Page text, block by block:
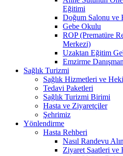
Eğitimi
Doğum Salonu ve
Gebe Okulu
ROP (Prematüre
Merkezi)
Uzaktan Eğitim
Emzirme
Sağlık Turizmi
Sağlık Hizmetleri ve
Tedavi Paketleri
Sağlık Turizmi Birimi
Hasta ve Ziyaretçiler
Şehrimiz
Yönlendirme
Hasta Rehberi
Nasıl Randevu
Ziyaret Saatleri ve